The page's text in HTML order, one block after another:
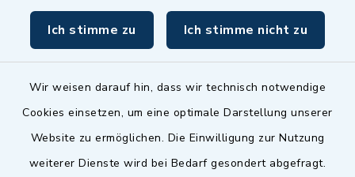
Ich stimme zu Ich stimme nicht zu
Wir weisen darauf hin, dass wir technisch notwendige
Cookies einsetzen, um eine optimale Darstellung unserer
Website zu ermöglichen. Die Einwilligung zur Nutzung
weiterer Dienste wird bei Bedarf gesondert abgefragt.
inixmedia GmbH